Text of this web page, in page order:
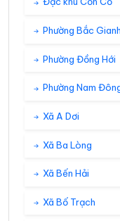
Phường Bắc Gianh
Phường Đồng Hới
Phường Nam
Xã A Dơi
Xã Ba Lòng
Xã Bến Hải
Xã Bố Trạch